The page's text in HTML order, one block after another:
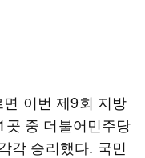
이번 제9회 지방
중 더불어민주당
각 승리했다. 국민